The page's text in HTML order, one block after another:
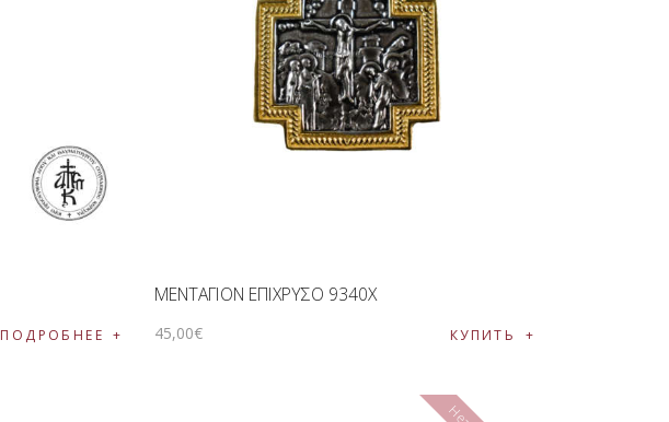
ПОДРОБНЕЕ
ΜΕΝΤΑΓΙΟΝ ΕΠΙΧΡΥΣΟ 9340Χ
45,00€ КУПИТЬ